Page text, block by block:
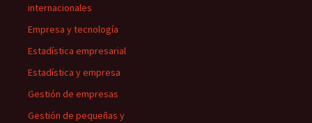
internacionales
Empresa y tecnología
Estadística empresarial
Estadística y empresa
Gestión de empresas
Gestión de pequeñas y